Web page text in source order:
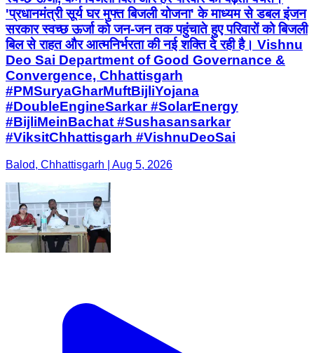
'प्रधानमंत्री सूर्य घर मुफ्त बिजली योजना' के माध्यम से डबल इंजन
सरकार स्वच्छ ऊर्जा को जन-जन तक पहुंचाते हुए परिवारों को बिजली
बिल से राहत और आत्मनिर्भरता की नई शक्ति दे रही है। Vishnu
Deo Sai Department of Good Governance &
Convergence, Chhattisgarh
#PMSuryaGharMuftBijliYojana
#DoubleEngineSarkar #SolarEnergy
#BijliMeinBachat #Sushasansarkar
#ViksitChhattisgarh #VishnuDeoSai
Balod, Chhattisgarh | Aug 5, 2026